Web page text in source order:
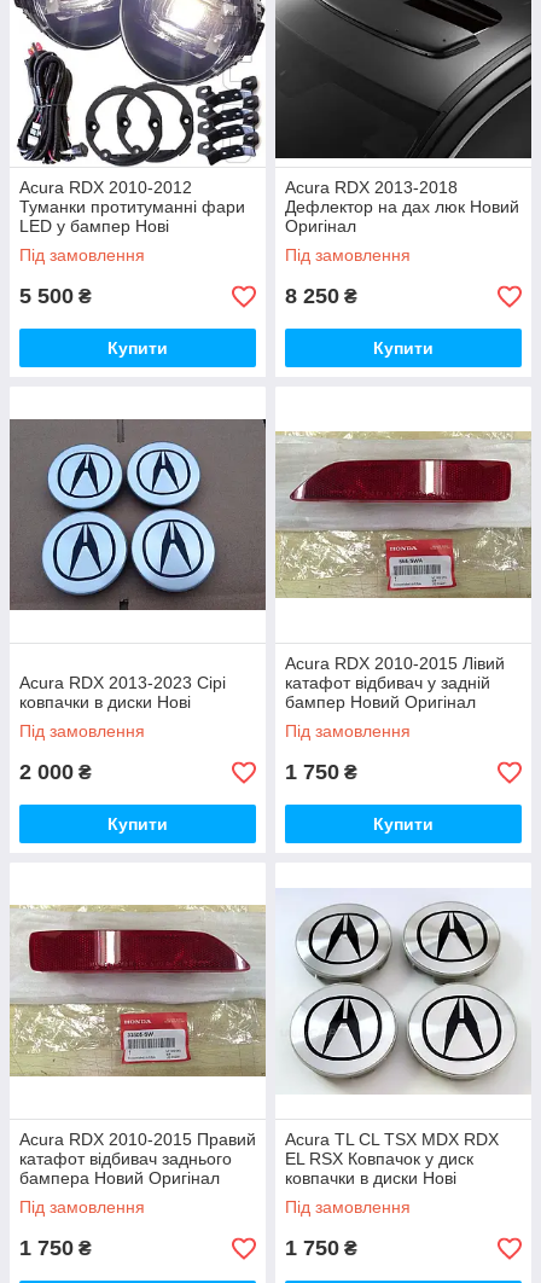
Acura RDX 2010-2012
Туманки протитуманні фари
LED у бампер Нові
Під замовлення
5 500 ₴
Купити
Acura RDX 2013-2018
Дефлектор на дах люк Новий
Оригінал
Під замовлення
8 250 ₴
Купити
Acura RDX 2013-2023 Сірі
ковпачки в диски Нові
Під замовлення
2 000 ₴
Купити
Acura RDX 2010-2015 Лівий
катафот відбивач у задній
бампер Новий Оригінал
Під замовлення
1 750 ₴
Купити
Acura RDX 2010-2015 Правий
катафот відбивач заднього
бампера Новий Оригінал
Під замовлення
1 750 ₴
Acura TL CL TSX MDX RDX
EL RSX Ковпачок у диск
ковпачки в диски Нові
Під замовлення
1 750 ₴